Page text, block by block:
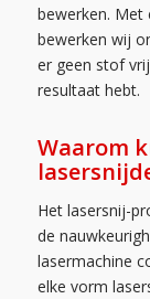
bewerken. Met
bewerken wij
er geen stof
resultaat hebt.
Waarom
Het lasersnij-
de
lasermachine
elke vorm